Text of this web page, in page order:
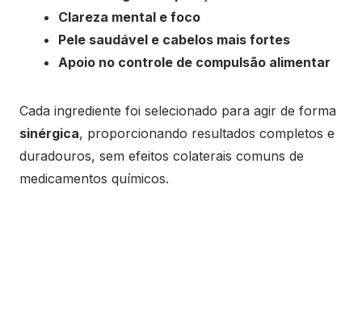
Clareza mental e foco
Pele saudável e cabelos mais fortes
Apoio no controle de compulsão alimentar
Cada ingrediente foi selecionado para agir de forma
sinérgica, proporcionando resultados completos e
duradouros, sem efeitos colaterais comuns de
medicamentos químicos.